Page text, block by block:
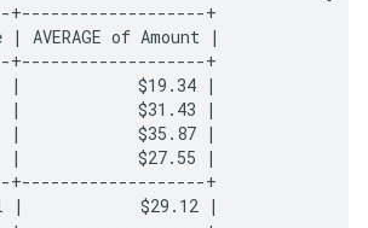
+-------------------+
| AVERAGE of Amount |
+-------------------+
|            $19.34 |
|            $31.43 |
|            $35.87 |
|            $27.55 |
+-------------------+
|            $29.12 |